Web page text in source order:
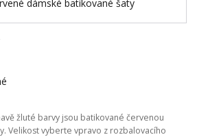
žluté barvy jsou batikované červenou
Velikost vyberte vpravo z rozbalovacího